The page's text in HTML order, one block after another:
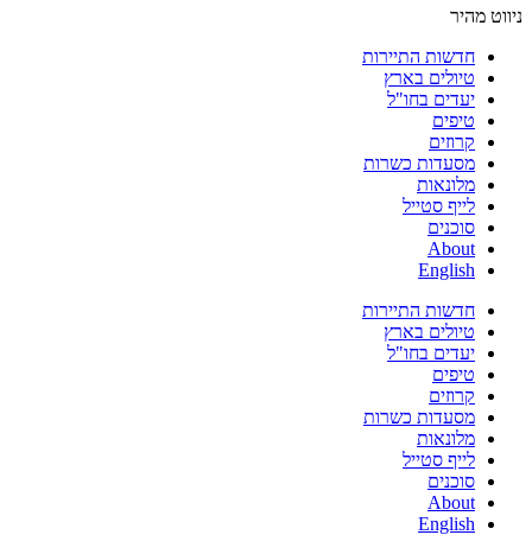
ניווט מהיר
חדשות התיירות
טיולים בארץ
יעדים בחו"ל
טיפים
קרוזים
מסעדות כשרות
מלונאות
לייף סטייל
סוכנים
About
English
חדשות התיירות
טיולים בארץ
יעדים בחו"ל
טיפים
קרוזים
מסעדות כשרות
מלונאות
לייף סטייל
סוכנים
About
English